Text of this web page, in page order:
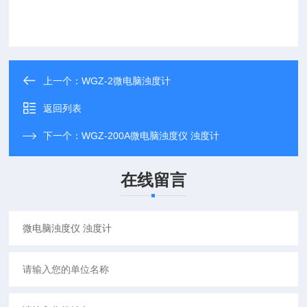
上一个：WGZ-2微电脑浊度计
返回列表
下一个：WGZ-200A微电脑浊度仪 浊度计
在线留言